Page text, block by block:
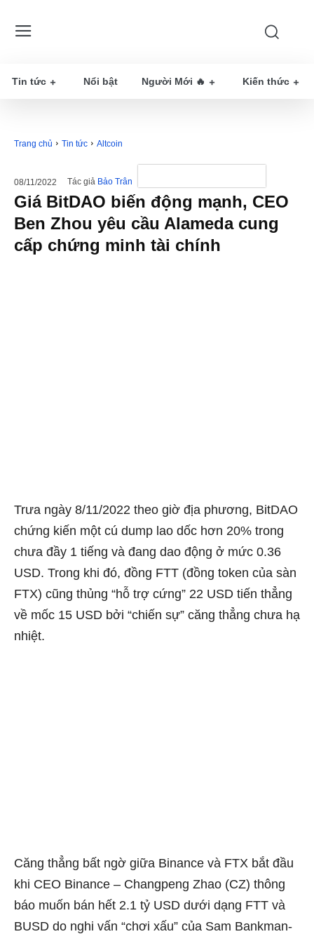
Tin tức Nổi bật Người Mới 🔥 Kiến thức
Trang chủ Tin tức Altcoin
08/11/2022 Tác giả Bảo Trân
Giá BitDAO biến động mạnh, CEO
Ben Zhou yêu cầu Alameda cung
cấp chứng minh tài chính
Trưa ngày 8/11/2022 theo giờ địa phương, BitDAO
chứng kiến một cú dump lao dốc hơn 20% trong
chưa đầy 1 tiếng và đang dao động ở mức 0.36
USD. Trong khi đó, đồng FTT (đồng token của sàn
FTX) cũng thủng “hỗ trợ cứng” 22 USD tiến thẳng
về mốc 15 USD bởi “chiến sự” căng thẳng chưa hạ
nhiệt.
Căng thẳng bất ngờ giữa Binance và FTX bắt đầu
khi CEO Binance – Changpeng Zhao (CZ) thông
báo muốn bán hết 2.1 tỷ USD dưới dạng FTT và
BUSD do nghi vấn “chơi xấu” của Sam Bankman-